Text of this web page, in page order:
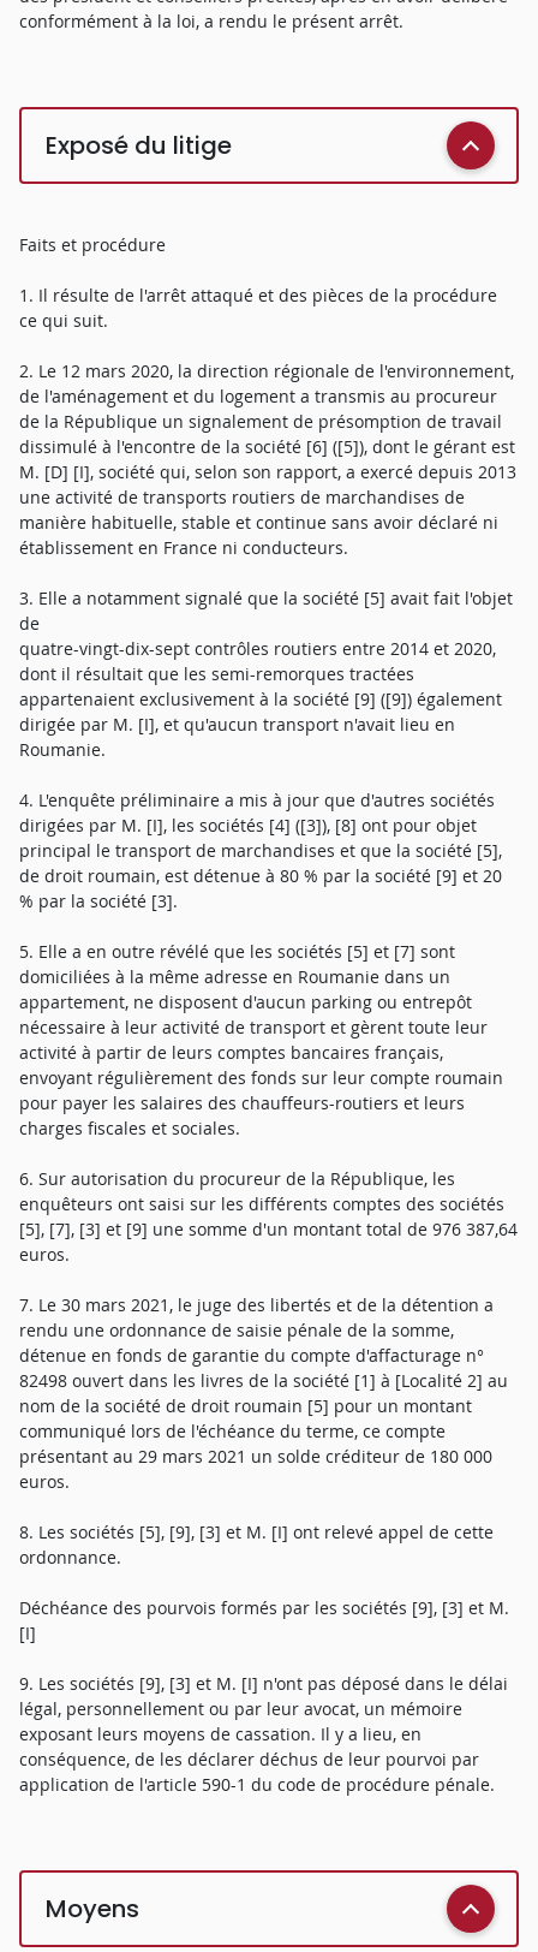
conformément à la loi, a rendu le présent arrêt.
Exposé du litige
Faits et procédure
1. Il résulte de l'arrêt attaqué et des pièces de la procédure
ce qui suit.
2. Le 12 mars 2020, la direction régionale de l'environnement,
de l'aménagement et du logement a transmis au procureur
de la République un signalement de présomption de travail
dissimulé à l'encontre de la société [6] ([5]), dont le gérant est
M. [D] [I], société qui, selon son rapport, a exercé depuis 2013
une activité de transports routiers de marchandises de
manière habituelle, stable et continue sans avoir déclaré ni
établissement en France ni conducteurs.
3. Elle a notamment signalé que la société [5] avait fait l'objet
de
quatre-vingt-dix-sept contrôles routiers entre 2014 et 2020,
dont il résultait que les semi-remorques tractées
appartenaient exclusivement à la société [9] ([9]) également
dirigée par M. [I], et qu'aucun transport n'avait lieu en
Roumanie.
4. L'enquête préliminaire a mis à jour que d'autres sociétés
dirigées par M. [I], les sociétés [4] ([3]), [8] ont pour objet
principal le transport de marchandises et que la société [5],
de droit roumain, est détenue à 80 % par la société [9] et 20
% par la société [3].
5. Elle a en outre révélé que les sociétés [5] et [7] sont
domiciliées à la même adresse en Roumanie dans un
appartement, ne disposent d'aucun parking ou entrepôt
nécessaire à leur activité de transport et gèrent toute leur
activité à partir de leurs comptes bancaires français,
envoyant régulièrement des fonds sur leur compte roumain
pour payer les salaires des chauffeurs-routiers et leurs
charges fiscales et sociales.
6. Sur autorisation du procureur de la République, les
enquêteurs ont saisi sur les différents comptes des sociétés
[5], [7], [3] et [9] une somme d'un montant total de 976 387,64
euros.
7. Le 30 mars 2021, le juge des libertés et de la détention a
rendu une ordonnance de saisie pénale de la somme,
détenue en fonds de garantie du compte d'affacturage n°
82498 ouvert dans les livres de la société [1] à [Localité 2] au
nom de la société de droit roumain [5] pour un montant
communiqué lors de l'échéance du terme, ce compte
présentant au 29 mars 2021 un solde créditeur de 180 000
euros.
8. Les sociétés [5], [9], [3] et M. [I] ont relevé appel de cette
ordonnance.
Déchéance des pourvois formés par les sociétés [9], [3] et M.
[I]
9. Les sociétés [9], [3] et M. [I] n'ont pas déposé dans le délai
légal, personnellement ou par leur avocat, un mémoire
exposant leurs moyens de cassation. Il y a lieu, en
conséquence, de les déclarer déchus de leur pourvoi par
application de l'article 590-1 du code de procédure pénale.
Moyens